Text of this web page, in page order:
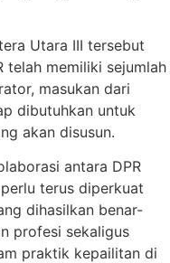
Utara III tersebut
telah memiliki sejumlah
masukan dari
dibutuhkan untuk
akan disusun.
antara DPR
terus diperkuat
dihasilkan benar-
profesi sekaligus
praktik kepailitan di